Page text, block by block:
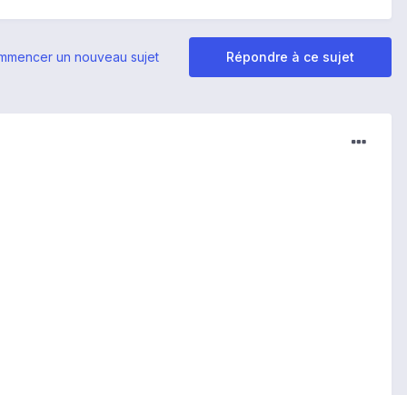
Répondre à ce sujet
un nouveau sujet